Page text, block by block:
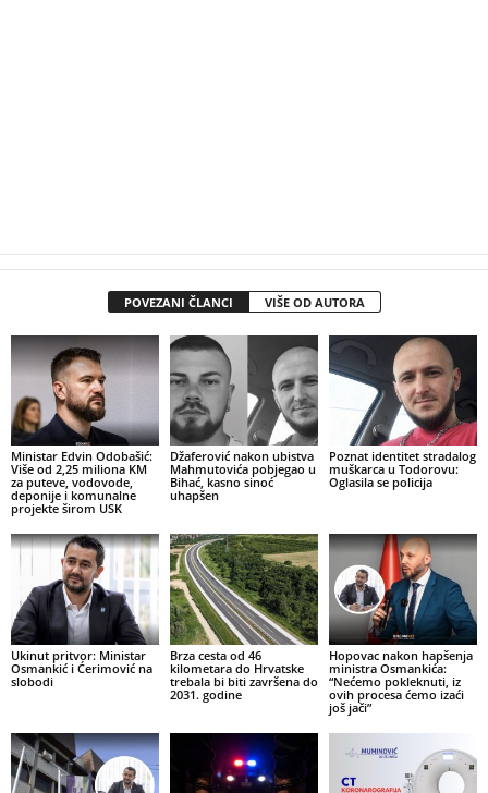
POVEZANI ČLANCI VIŠE OD AUTORA
Ministar Edvin Odobašić:
Više od 2,25 miliona KM
za puteve, vodovode,
deponije i komunalne
projekte širom USK
Džaferović nakon ubistva
Mahmutovića pobjegao u
Bihać, kasno sinoć
uhapšen
Poznat identitet stradalog
muškarca u Todorovu:
Oglasila se policija
Ukinut pritvor: Ministar
Osmankić i Ćerimović na
slobodi
Brza cesta od 46
kilometara do Hrvatske
trebala bi biti završena do
2031. godine
Hopovac nakon hapšenja
ministra Osmankića:
“Nećemo pokleknuti, iz
ovih procesa ćemo izaći
još jači”